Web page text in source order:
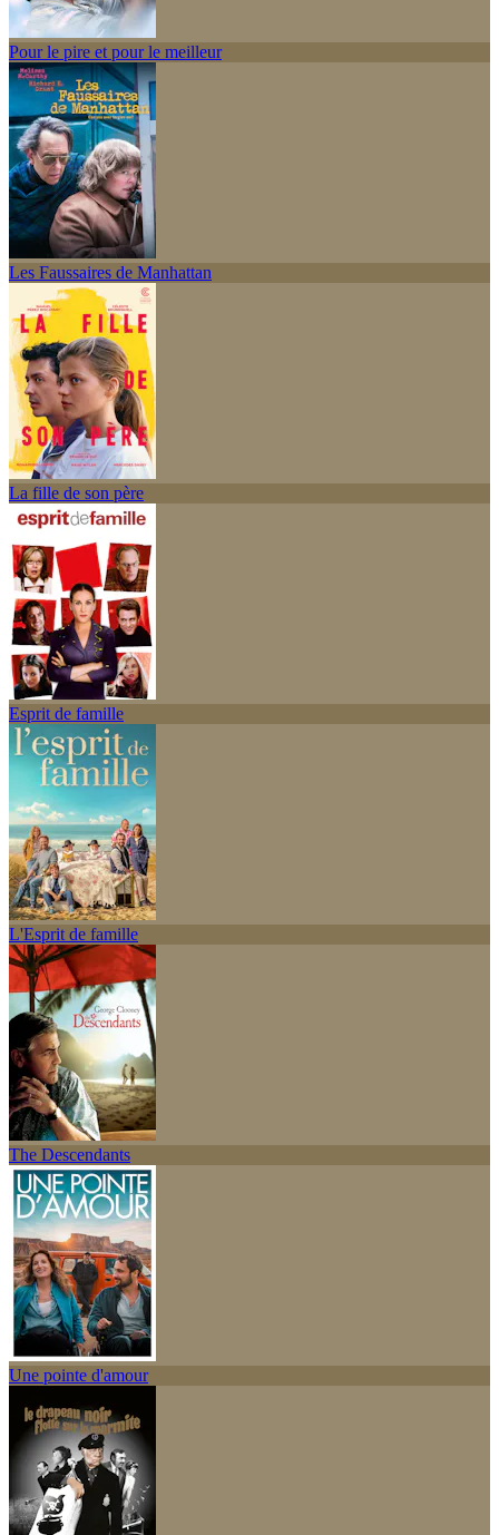
Pour le pire et pour le meilleur
Les Faussaires de Manhattan
La fille de son père
Esprit de famille
L'Esprit de famille
The Descendants
Une pointe d'amour